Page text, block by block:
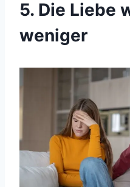
5. Die Liebe
weniger